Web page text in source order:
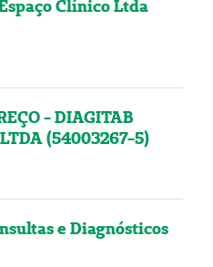
Clínico Ltda
- DIAGITAB
(54003267-5)
e Diagnósticos